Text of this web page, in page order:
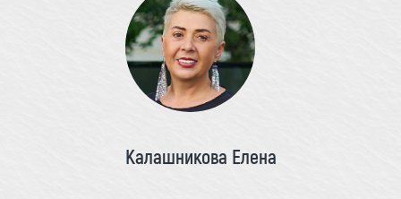
Калашникова Елена